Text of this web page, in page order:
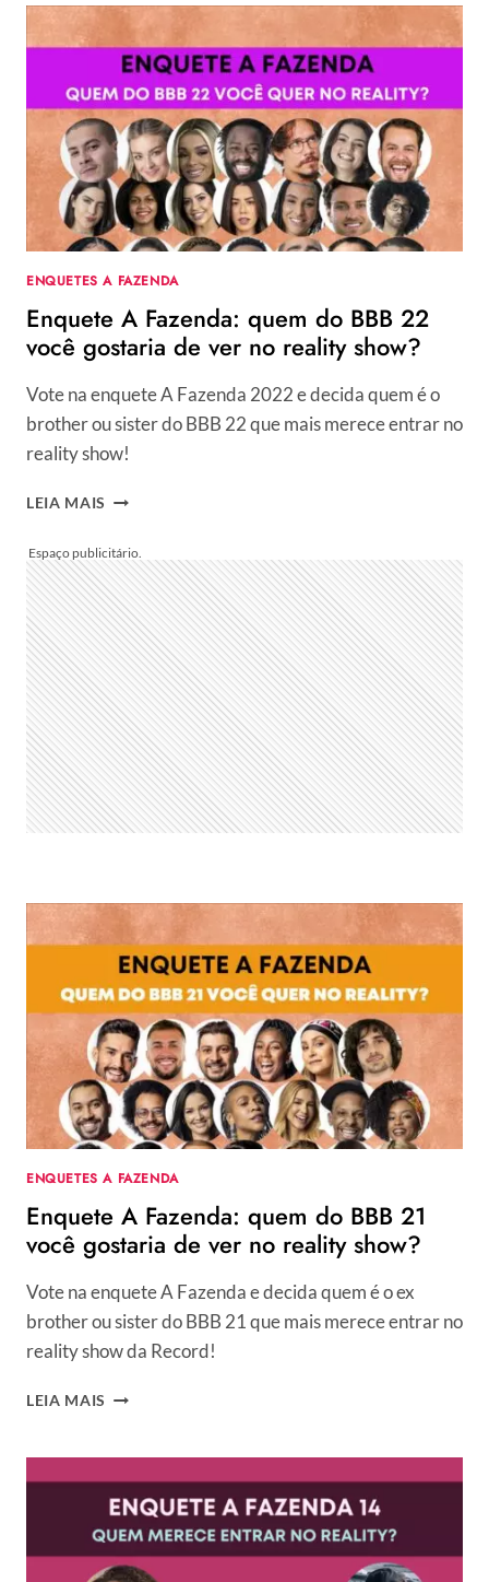
2022:
GOSTOU
DA
SUPOSTA
LISTA
DE
QUEM
VAI
ESTAR
NO
SHOW?
ENQUETES A FAZENDA
Enquete A Fazenda: quem do BBB 22
você gostaria de ver no reality show?
Vote na enquete A Fazenda 2022 e decida quem é o
brother ou sister do BBB 22 que mais merece entrar no
reality show!
LEIA MAIS ENQUETE
QUEM
DO
BBB
22
VOCÊ
GOSTARIA
DE
VER
NO
REALITY
SHOW?
ENQUETES A FAZENDA
Enquete A Fazenda: quem do BBB 21
você gostaria de ver no reality show?
Vote na enquete A Fazenda e decida quem é o ex
brother ou sister do BBB 21 que mais merece entrar no
reality show da Record!
LEIA MAIS ENQUETE
QUEM
DO
BBB
21
VOCÊ
GOSTARIA